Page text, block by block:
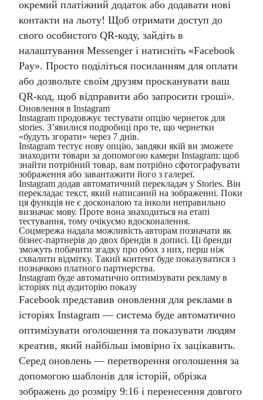
окремий платіжний додаток або додавати нові
контакти на льоту! Щоб отримати доступ до
свого особистого QR-коду, зайдіть в
налаштування Messenger і натисніть «Facebook
Pay». Просто поділіться посиланням для оплати
або дозвольте своїм друзям просканувати ваш
QR-код, щоб відправити або запросити гроші».
Оновлення в Instagram
Instagram продовжує тестувати опцію чернеток для
stories. З’явилися подробиці про те, що чернетки
«будуть згорати» через 7 днів.
Instagram тестує нову опцію, завдяки якій ви зможете
знаходити товари за допомогою камери Instagram: щоб
знайти потрібний товар, вам потрібно сфотографувати
зображення або завантажити його з галереї.
Instagram додав автоматичний перекладач у Stories. Він
перекладає текст, який написаний на зображенні. Поки
ця функція не є досконалою та інколи неправильно
визначає мову. Проте вона знаходиться на етапі
тестування, тому очікуємо вдосконалення.
Соцмережа надала можливість авторам позначати як
бізнес-партнерів до двох брендів в дописі. Ці бренди
зможуть побачити згадку про обох з них, перш ніж
схвалити відмітку. Такий контент буде показуватися з
позначкою платного партнерства.
Instagram буде автоматично оптимізувати рекламу в
історіях під аудиторію показу
Facebook представив оновлення для реклами в
історіях Instagram — система буде автоматично
оптимізувати оголошення та показувати людям
креатив, який найбільш імовірно їх зацікавить.
Серед оновлень — перетворення оголошення за
допомогою шаблонів для історій, обрізка
зображень до розміру 9:16 і перенесення довгого